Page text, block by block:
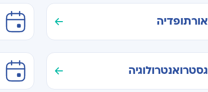
אורתופדיה
גסטרואנטרולוגיה